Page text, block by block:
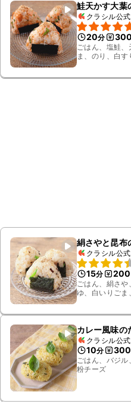
鮭天かす大葉
クラシル公式
20分 300
ごはん、塩鮭
ま、のり、白す
絹さやと昆布
クラシル公式
15分 200
ごはん、絹さ
ゆ、白いりごま
カレー風味の
クラシル公式
10分 300
ごはん、バジル
粉チーズ